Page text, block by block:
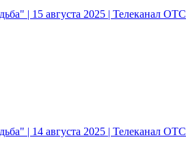
| 15 августа 2025 | Телеканал ОТС
| 14 августа 2025 | Телеканал ОТС